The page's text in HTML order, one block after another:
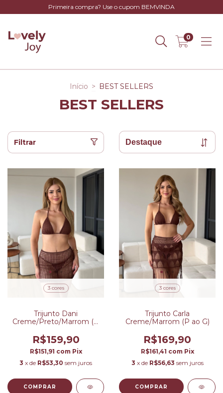
Primeira compra? Use o cupom BEMVINDA
0
Início > BEST SELLERS
BEST SELLERS
Filtrar
3 cores
Trijunto Dani
Creme/Preto/Marrom (P
R$159,90
R$151,91 com Pix
3 x de R$53,30 sem juros
COMPRAR
3 cores
Trijunto Carla
Creme/Marrom (P ao G)
R$169,90
R$161,41 com Pix
3 x de R$56,63 sem juros
COMPRAR